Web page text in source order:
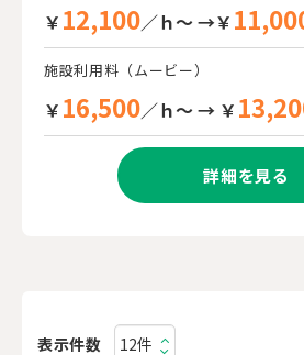
￥ 12,100／ｈ～ →￥
施設利用料（ムービー）
￥ 16,500／ｈ～ → ￥
詳細を見る
表示件数